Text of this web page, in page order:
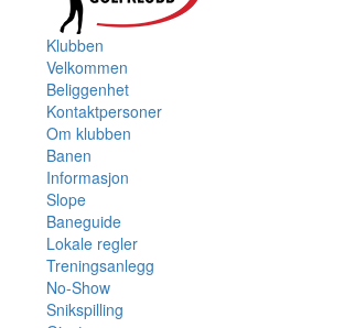
Klubben
Velkommen
Beliggenhet
Kontaktpersoner
Om klubben
Banen
Informasjon
Slope
Baneguide
Lokale regler
Treningsanlegg
No-Show
Snikspilling